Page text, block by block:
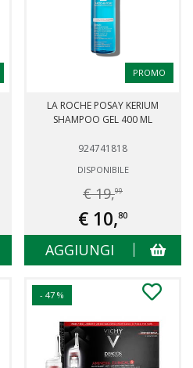
PROMO
LA ROCHE POSAY KERIUM
SHAMPOO GEL 400 ML
924741818
DISPONIBILE
€ 19,99
€ 10,80
AGGIUNGI
- 47 %